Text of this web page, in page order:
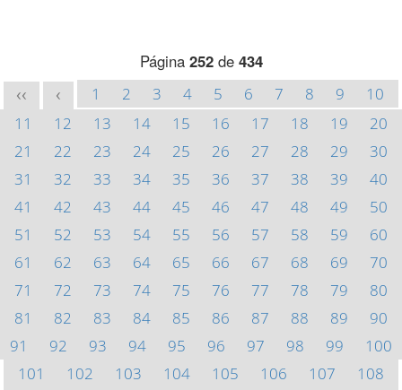
Página 252de 434
<< < 1 2 3 4 5 6 7 8 9
10
11
12 13 14 15 16 17 18 19
20
21
22 23 24 25 26 27 28 29
30
31
32 33 34 35 36 37 38 39
40
41
42 43 44 45 46 47 48 49
50
51
52 53 54 55 56 57 58 59
60
61
62 63 64 65 66 67 68 69
70
71
72 73 74 75 76 77 78 79
80
81
82 83 84 85 86 87 88 89
90
91
92 93 94 95 96 97 98 99
100
101
102 103 104 105 106 107
108